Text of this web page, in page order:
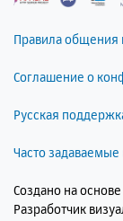
Правила общения
Соглашение о
Русская
Часто
Создано на основе
Разработчик